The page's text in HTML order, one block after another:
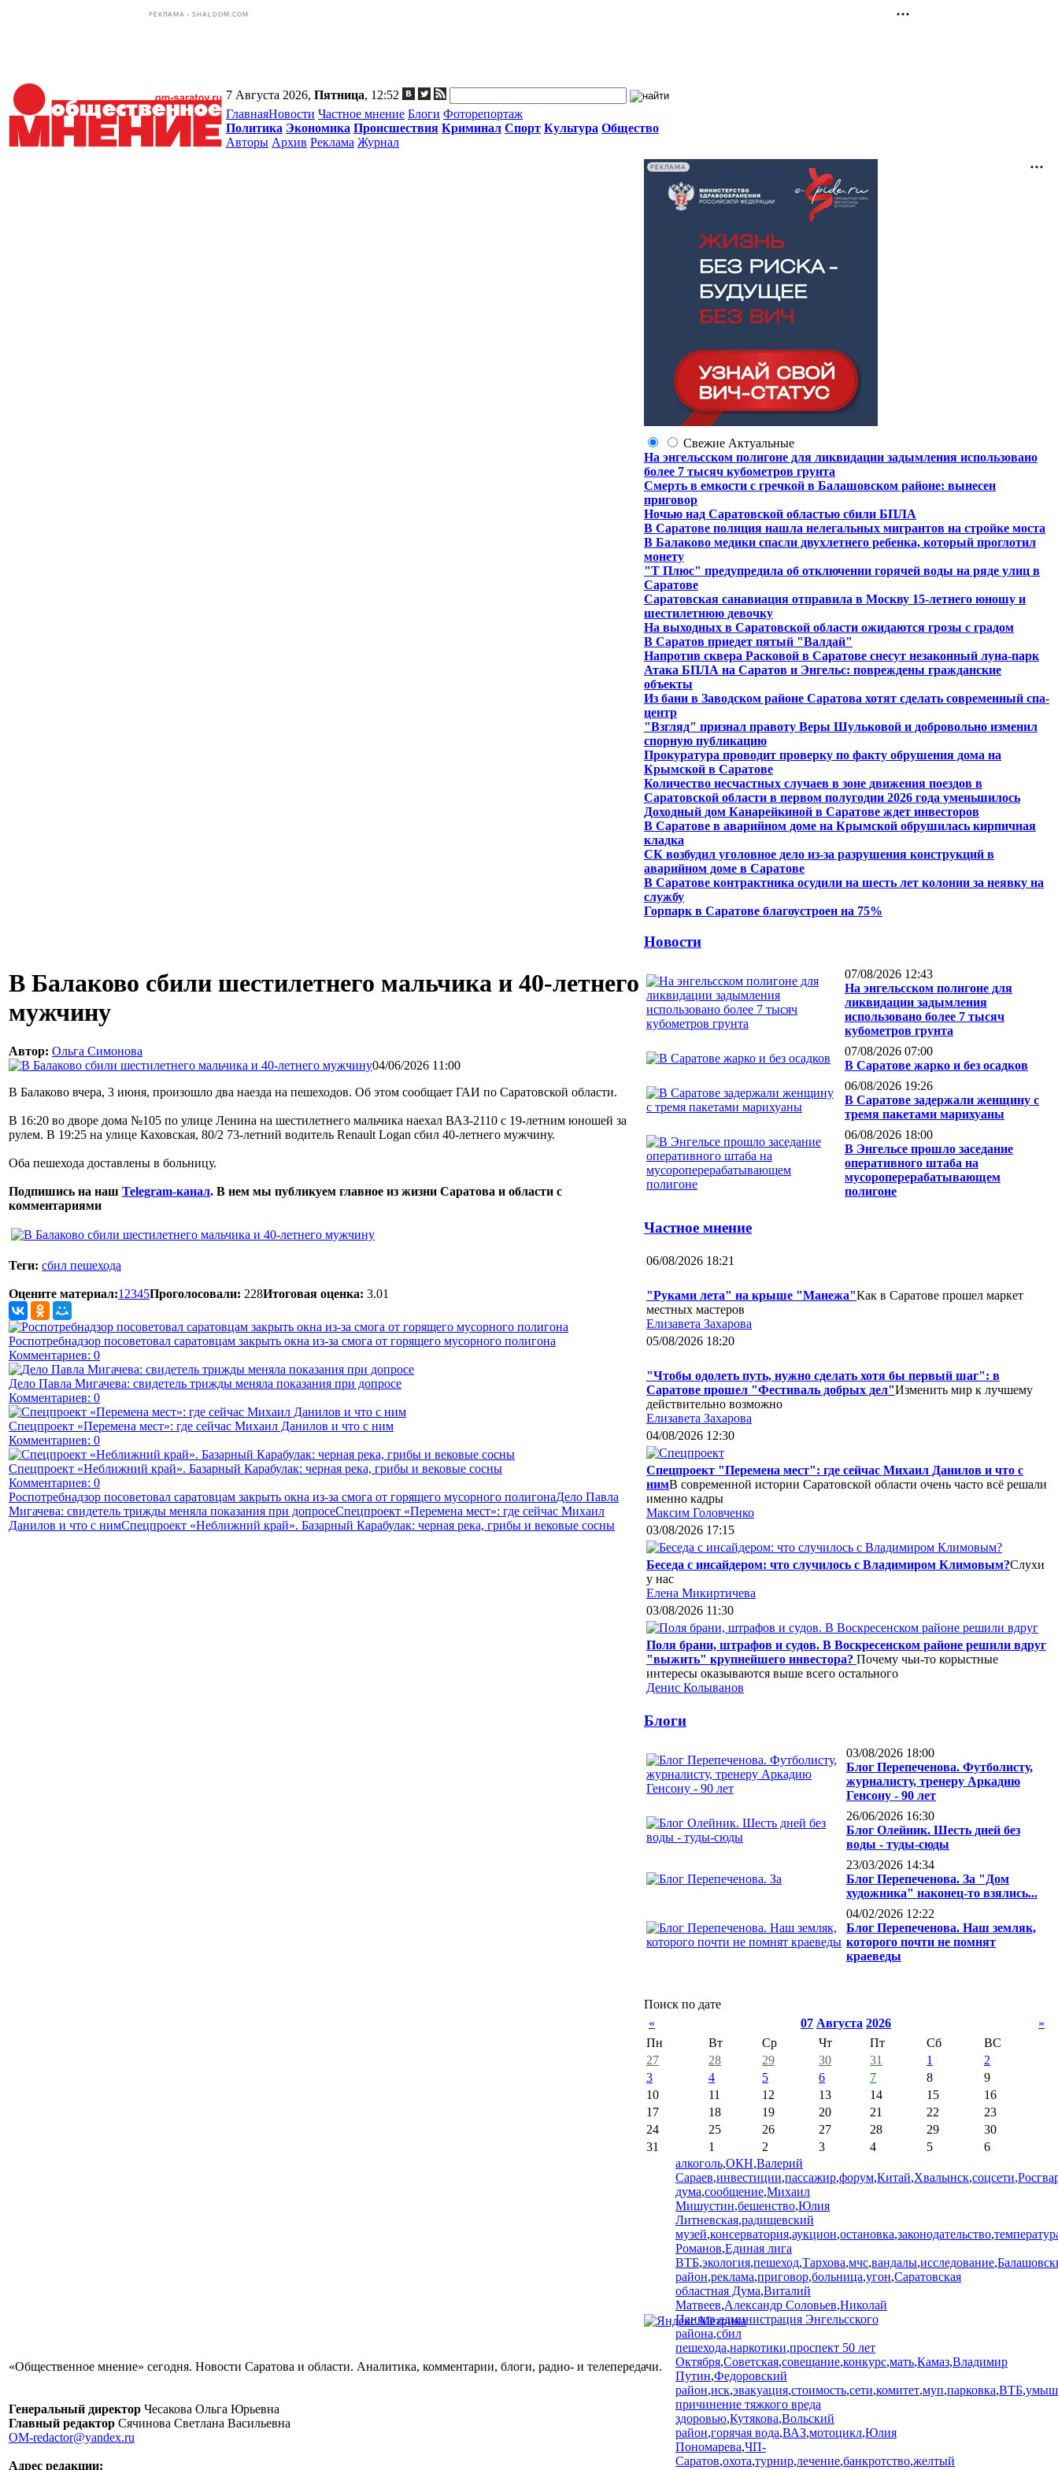
РЕКЛАМА • SHALDOM.COM
7 Августа 2026, Пятница, 12:52
ГлавнаяНовости Частное мнение Блоги Фоторепортаж
Политика Экономика Происшествия Криминал Спорт Культура Общество
Авторы Архив Реклама Журнал
В Балаково сбили шестилетнего мальчика и 40-летнего
мужчину
Автор: Ольга Симонова
04/06/2026 11:00
В Балаково вчера, 3 июня, произошло два наезда на пешеходов. Об этом сообщает ГАИ по Саратовской области.
В 16:20 во дворе дома №105 по улице Ленина на шестилетнего мальчика наехал ВАЗ-2110 с 19-летним юношей за
рулем. В 19:25 на улице Каховская, 80/2 73-летний водитель Renault Logan сбил 40-летнего мужчину.
Оба пешехода доставлены в больницу.
Подпишись на наш Telegram-канал. В нем мы публикуем главное из жизни Саратова и области с
комментариями
Теги: сбил пешехода
Оцените материал:1 2345Проголосовали: 228Итоговая оценка: 3.01
Роспотребнадзор посоветовал саратовцам закрыть окна из-за смога от горящего мусорного полигона
Комментариев: 0
Дело Павла Мигачева: свидетель трижды меняла показания при допросе
Комментариев: 0
Спецпроект «Перемена мест»: где сейчас Михаил Данилов и что с ним
Комментариев: 0
Спецпроект «Неближний край». Базарный Карабулак: черная река, грибы и вековые сосны
Комментариев: 0
Роспотребнадзор посоветовал саратовцам закрыть окна из-за смога от горящего мусорного полигонаДело Павла
Мигачева: свидетель трижды меняла показания при допросеСпецпроект «Перемена мест»: где сейчас Михаил
Данилов и что с нимСпецпроект «Неближний край». Базарный Карабулак: черная река, грибы и вековые сосны
РЕКЛАМА
Свежие Актуальные
На энгельсском полигоне для ликвидации задымления использовано
более 7 тысяч кубометров грунта
Смерть в емкости с гречкой в Балашовском районе: вынесен
приговор
Ночью над Саратовской областью сбили БПЛА
В Саратове полиция нашла нелегальных мигрантов на стройке моста
В Балаково медики спасли двухлетнего ребенка, который проглотил
монету
"Т Плюс" предупредила об отключении горячей воды на ряде улиц в
Саратове
Саратовская санавиация отправила в Москву 15-летнего юношу и
шестилетнюю девочку
На выходных в Саратовской области ожидаются грозы с градом
В Саратов приедет пятый "Валдай"
Напротив сквера Расковой в Саратове снесут незаконный луна-парк
Атака БПЛА на Саратов и Энгельс: повреждены гражданские
объекты
Из бани в Заводском районе Саратова хотят сделать современный спа-
центр
"Взгляд" признал правоту Веры Шульковой и добровольно изменил
спорную публикацию
Прокуратура проводит проверку по факту обрушения дома на
Крымской в Саратове
Количество несчастных случаев в зоне движения поездов в
Саратовской области в первом полугодии 2026 года уменьшилось
Доходный дом Канарейкиной в Саратове ждет инвесторов
В Саратове в аварийном доме на Крымской обрушилась кирпичная
кладка
СК возбудил уголовное дело из-за разрушения конструкций в
аварийном доме в Саратове
В Саратове контрактника осудили на шесть лет колонии за неявку на
службу
Горпарк в Саратове благоустроен на 75%
Новости
07/08/2026 12:43
На энгельсском полигоне для
ликвидации задымления
использовано более 7 тысяч
кубометров грунта
07/08/2026 07:00
В Саратове жарко и без осадков
06/08/2026 19:26
В Саратове задержали женщину с
тремя пакетами марихуаны
06/08/2026 18:00
В Энгельсе прошло заседание
оперативного штаба на
мусороперерабатывающем
полигоне
Частное мнение
06/08/2026 18:21
"Руками лета" на крыше "Манежа"Как в Саратове прошел маркет
местных мастеров
Елизавета Захарова
05/08/2026 18:20
"Чтобы одолеть путь, нужно сделать хотя бы первый шаг": в
Саратове прошел "Фестиваль добрых дел"Изменить мир к лучшему
действительно возможно
Елизавета Захарова
04/08/2026 12:30
Спецпроект "Перемена мест": где сейчас Михаил Данилов и что с
нимВ современной истории Саратовской области очень часто всё решали
именно кадры
Максим Головченко
03/08/2026 17:15
Беседа с инсайдером: что случилось с Владимиром Климовым?Слухи
у нас
Елена Микиртичева
03/08/2026 11:30
Поля брани, штрафов и судов. В Воскресенском районе решили вдруг
"выжить" крупнейшего инвестора? Почему чьи-то корыстные
интересы оказываются выше всего остального
Денис Колыванов
Блоги
03/08/2026 18:00
Блог Перепеченова. Футболисту,
журналисту, тренеру Аркадию
Генсону - 90 лет
26/06/2026 16:30
Блог Олейник. Шесть дней без
воды - туды-сюды
23/03/2026 14:34
Блог Перепеченова. За "Дом
художника" наконец-то взялись...
04/02/2026 12:22
Блог Перепеченова. Наш земляк,
которого почти не помнят
краеведы
Поиск по дате
«
07 Августа 2026
»
Пн
Вт Ср Чт Пт Сб
ВС
27
28 29 30 31 1
2
3
4 5 6 7 8
9
10
11 12 13 14 15
16
17
18 19 20 21 22
23
24
25 26 27 28 29
30
31
1 2 3 4 5
6
алкоголь,ОКН,Валерий
Сараев,инвестиции,пассажир,форум,Китай,Хвалынск,соцсети,
дума,сообщение,Михаил
Мишустин,бешенство,Юлия
Литневская,радищевский
музей,консерватория,аукцион,остановка,законодательство,
Романов,Единая лига
ВТБ,экология,пешеход,Тархова,мчс,вандалы,исследование,
район,реклама,приговор,больница,угон,Саратовская
областная Дума,Виталий
Матвеев,Александр Соловьев,Николай
Панков,администрация Энгельсского
района,сбил
пешехода,наркотики,проспект 50 лет
Октября,Советская,совещание,конкурс,мать,Камаз,Владимир
Путин,Федоровский
район,иск,эвакуация,стоимость,сети,комитет,муп,парковка,ВТБ,
причинение тяжкого вреда
здоровью,Кутякова,Вольский
район,горячая вода,ВАЗ,мотоцикл,Юлия
Пономарева,ЧП-
Саратов,охота,турнир,лечение,банкротство,желтый
«Общественное мнение» сегодня. Новости Саратова и области. Аналитика, комментарии, блоги, радио- и телепередачи.
Генеральный директор Чесакова Ольга Юрьевна
Главный редактор Сячинова Светлана Васильевна
OM-redactor@yandex.ru
Адрес редакции: